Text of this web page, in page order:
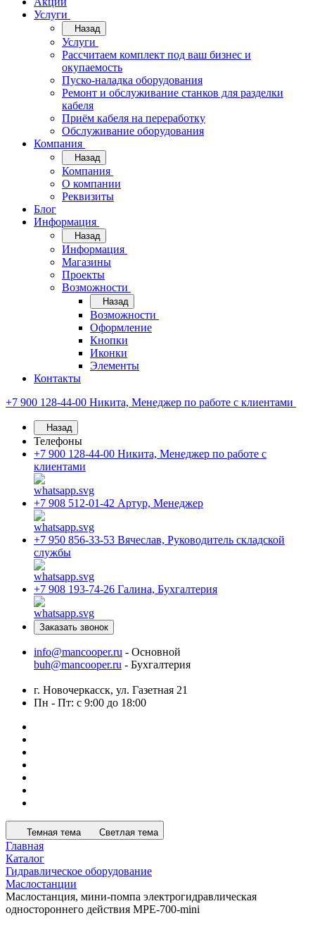
Услуги
Назад
Услуги
Рассчитаем комплект под ваш бизнес и
окупаемость
Пуско-наладка оборудования
Ремонт и обслуживание станков для разделки
кабеля
Приём кабеля на переработку
Обслуживание оборудования
Компания
Назад
Компания
О компании
Реквизиты
Блог
Информация
Назад
Информация
Магазины
Проекты
Возможности
Назад
Возможности
Оформление
Кнопки
Иконки
Элементы
Контакты
+7 900 128-44-00 Никита, Менеджер по работе с клиентами
Назад
Телефоны
+7 900 128-44-00 Никита, Менеджер по работе с
клиентами
+7 908 512-01-42 Артур, Менеджер
+7 950 856-33-53 Вячеслав, Руководитель складской
службы
+7 908 193-74-26 Галина, Бухгалтерия
Заказать звонок
info@mancooper.ru - Основной
buh@mancooper.ru - Бухгалтерия
г. Новочеркасск, ул. Газетная 21
Пн - Пт: с 9:00 до 18:00
Темная тема Светлая тема
Главная
Каталог
Гидравлическое оборудование
Маслостанции
Маслостанция, мини-помпа электрогидравлическая
одностороннего действия MPE-700-mini